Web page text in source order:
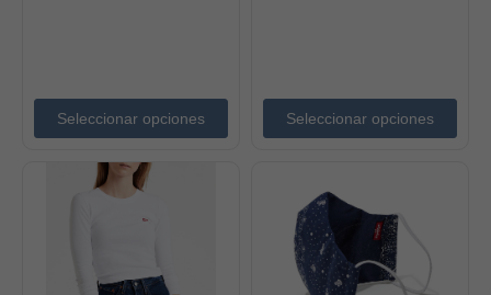
Seleccionar opciones Seleccionar opciones